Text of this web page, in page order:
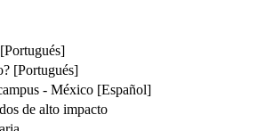
[Portugués]
- México [Español]
de alto impacto